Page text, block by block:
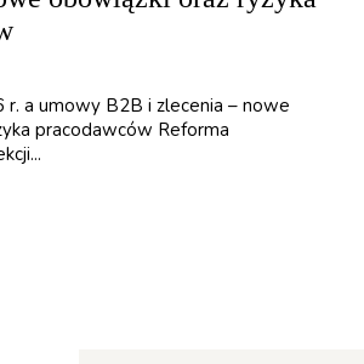
r. a umowy B2B i zlecenia – nowe
pracodawców Reforma